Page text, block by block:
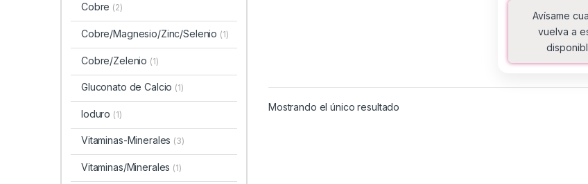
Avísame
vuelva a
Mostrando el único resultado
Cobre (2)
Cobre/Magnesio/Zinc/Selenio (1)
Cobre/Zelenio (1)
Gluconato de Calcio (1)
Ioduro (1)
Vitaminas-Minerales (3)
Vitaminas/Minerales (1)